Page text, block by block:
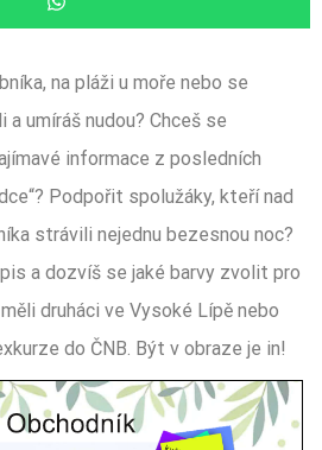
na pláži u moře nebo se
umíráš nudou? Chceš se
informace z posledních
Podpořit spolužáky, kteří nad
strávili nejednu bezesnou noc?
a dozvíš se jaké barvy zvolit pro
druháci ve Vysoké Lípě nebo
do ČNB. Být v obraze je in!